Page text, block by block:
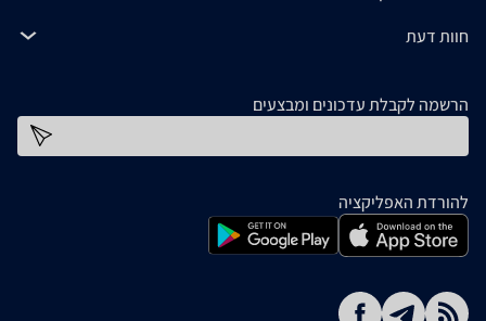
חוות דעת
הרשמה לקבלת עדכונים ומבצעים
להורדת האפליקציה